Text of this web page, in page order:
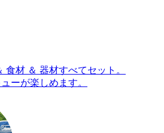
食材 ＆ 器材すべてセット。
ーが楽しめます。